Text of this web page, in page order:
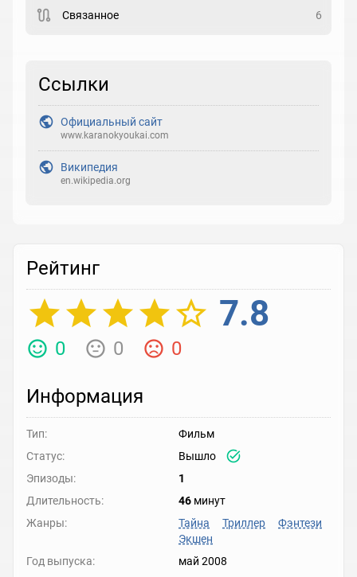
Реакция
Связанное 6
Ссылки
Официальный сайт
www.karanokyoukai.com
Википедия
en.wikipedia.org
Рейтинг
7.8
0 0 0
Информация
Тип:
Фильм
Статус:
Вышло
Эпизоды:
1
Длительность:
46 минут
Жанры:
Тайна Триллер
Фэнтези
Экшен
Год выпуска:
май 2008